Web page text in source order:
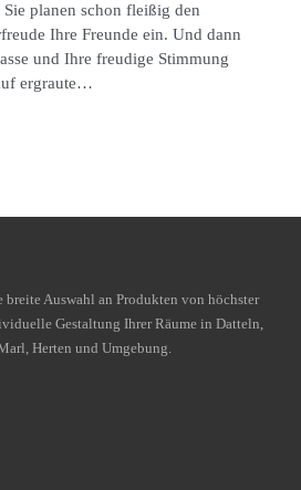
Sie planen schon fleißig den
Ihre Freunde ein. Und dann
und Ihre freudige Stimmung
ergraute…
breite Auswahl an Produkten von höchster
Gestaltung Ihrer Räume in Datteln,
Herten und Umgebung.